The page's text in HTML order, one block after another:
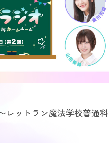
レットラン魔法学校普通科